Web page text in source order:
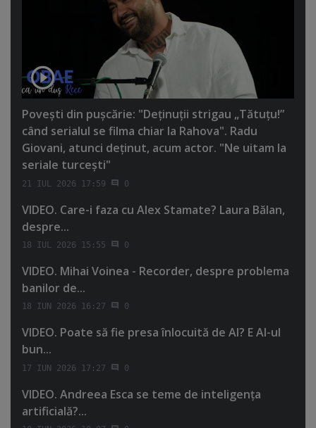
Poveşti din puşcărie: "Deţinuţii strigau „Tătuţu!”
când serialul se filma chiar la Rahova". Radu
Giovani, atunci deţinut, acum actor. "Ne uitam la
seriale turceşti"
21 IUL 2026 17:59 0
VIDEO. Care-i faza cu Alex Stamate? Laura Bălan,
despre...
18 IUL 2026 15:55 0
VIDEO. Mihai Voinea - Recorder, despre problema
banilor de...
18 IUN 2026 16:27 0
VIDEO. Poate să fie presa înlocuită de AI? E AI-ul
bun...
17 IUN 2026 17:27 0
VIDEO. Andreea Esca se teme de inteligenţa
artificială?...